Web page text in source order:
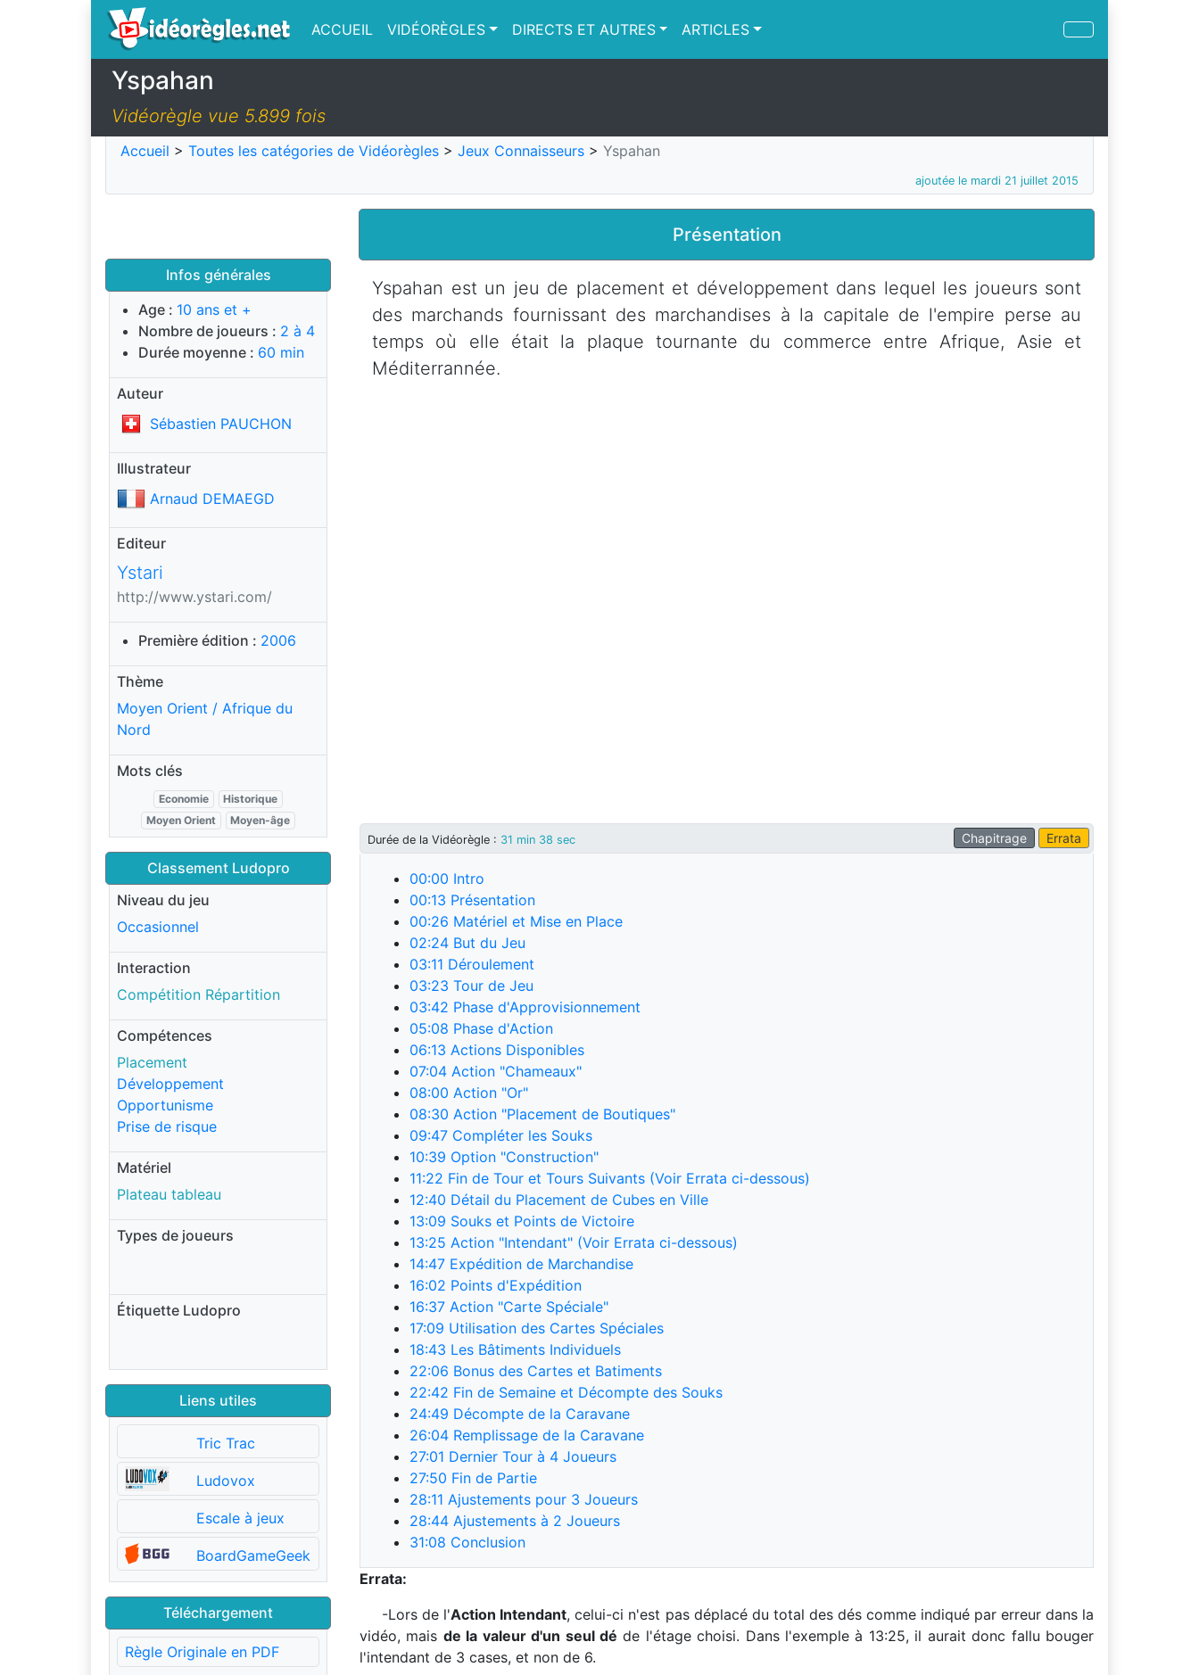
ACCUEIL VIDÉORÈGLES DIRECTS ET AUTRES ARTICLES
Yspahan
Vidéorègle vue 5.899 fois
Accueil > Toutes les catégories de Vidéorègles > Jeux Connaisseurs > Yspahan
ajoutée le mardi 21 juillet 2015
Infos générales
Age : 10 ans et +
Nombre de joueurs : 2 à 4
Durée moyenne : 60 min
Auteur
Sébastien PAUCHON
Illustrateur
Arnaud DEMAEGD
Editeur
Ystari
http://www.ystari.com/
Première édition : 2006
Thème
Moyen Orient / Afrique du
Nord
Mots clés
Economie
Historique
Moyen Orient
Moyen-âge
Classement Ludopro
Niveau du jeu
Occasionnel
Interaction
Compétition Répartition
Compétences
Placement
Développement
Opportunisme
Prise de risque
Matériel
Plateau tableau
Types de joueurs
Étiquette Ludopro
Liens utiles
Tric Trac
Ludovox
Escale à jeux
BoardGameGeek
Téléchargement
Règle Originale en PDF
Présentation
Yspahan est un jeu de placement et développement dans lequel les joueurs sont
des marchands fournissant des marchandises à la capitale de l'empire perse au
temps où elle était la plaque tournante du commerce entre Afrique, Asie et
Méditerrannée.
Durée de la Vidéorègle : 31 min 38 sec Errata
Chapitrage
00:00 Intro
00:13 Présentation
00:26 Matériel et Mise en Place
02:24 But du Jeu
03:11 Déroulement
03:23 Tour de Jeu
03:42 Phase d'Approvisionnement
05:08 Phase d'Action
06:13 Actions Disponibles
07:04 Action "Chameaux"
08:00 Action "Or"
08:30 Action "Placement de Boutiques"
09:47 Compléter les Souks
10:39 Option "Construction"
11:22 Fin de Tour et Tours Suivants (Voir Errata ci-dessous)
12:40 Détail du Placement de Cubes en Ville
13:09 Souks et Points de Victoire
13:25 Action "Intendant" (Voir Errata ci-dessous)
14:47 Expédition de Marchandise
16:02 Points d'Expédition
16:37 Action "Carte Spéciale"
17:09 Utilisation des Cartes Spéciales
18:43 Les Bâtiments Individuels
22:06 Bonus des Cartes et Batiments
22:42 Fin de Semaine et Décompte des Souks
24:49 Décompte de la Caravane
26:04 Remplissage de la Caravane
27:01 Dernier Tour à 4 Joueurs
27:50 Fin de Partie
28:11 Ajustements pour 3 Joueurs
28:44 Ajustements à 2 Joueurs
31:08 Conclusion
Errata:
-Lors de l'Action Intendant, celui-ci n'est pas déplacé du total des dés comme indiqué par erreur dans la
vidéo, mais de la valeur d'un seul dé de l'étage choisi. Dans l'exemple à 13:25, il aurait donc fallu bouger
l'intendant de 3 cases, et non de 6.